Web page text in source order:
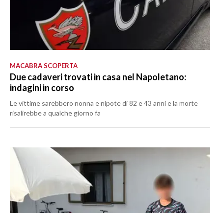
MACABRA SCOPERTA
Due cadaveri trovati in casa nel Napoletano:
indagini in corso
Le vittime sarebbero nonna e nipote di 82 e 43 anni e la morte
risalirebbe a qualche giorno fa